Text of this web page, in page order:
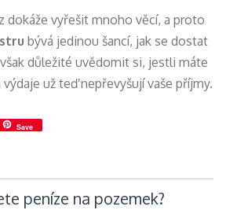
dokáže vyřešit mnoho věcí, a proto
bývá jedinou šancí, jak se dostat
důležité uvědomit si, jestli máte
už teď nepřevyšují vaše příjmy.
Save
peníze na pozemek?